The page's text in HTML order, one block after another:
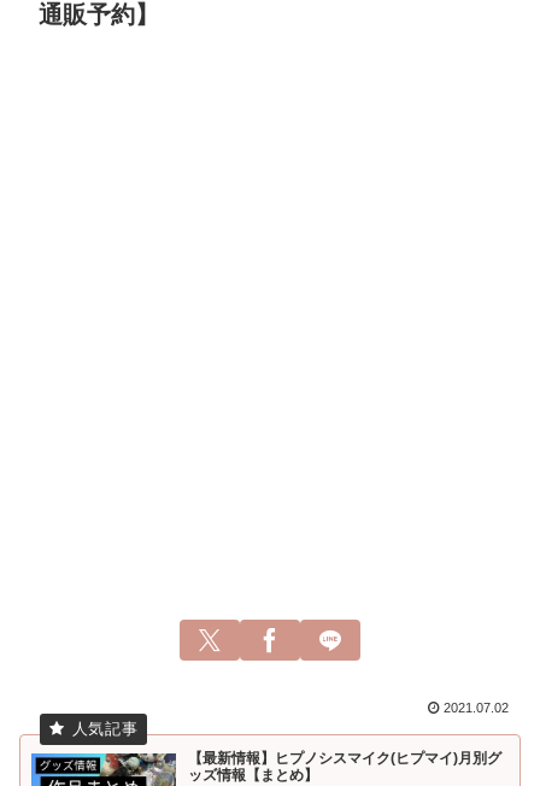
通販予約】
2021.07.02
【最新情報】ヒプノシスマイク(ヒプマイ)月別グ
ッズ情報【まとめ】